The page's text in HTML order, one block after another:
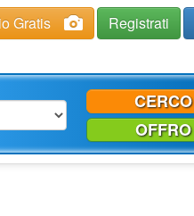
Gratis Registrati
CERCO
OFFRO